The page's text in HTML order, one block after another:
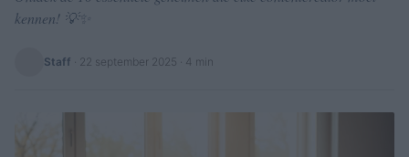
kennen! 💡✨
Staff 22 september 2025 · 4 min